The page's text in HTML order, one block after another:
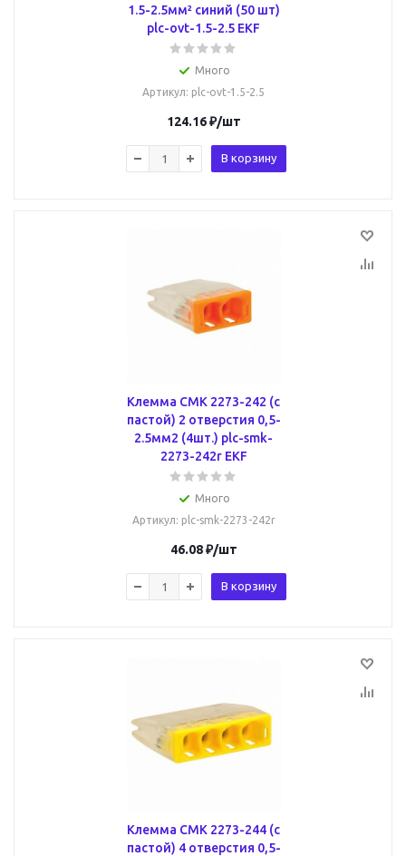
1.5-2.5мм² синий (50 шт)
plc-ovt-1.5-2.5 EKF
Много
Артикул: plc-ovt-1.5-2.5
124.16₽/шт
В корзину
Клемма СМК 2273-242 (с
пастой) 2 отверстия 0,5-
2.5мм2 (4шт.) plc-smk-
2273-242r EKF
Много
Артикул: plc-smk-2273-242r
46.08₽/шт
В корзину
Клемма СМК 2273-244 (с
пастой) 4 отверстия 0,5-